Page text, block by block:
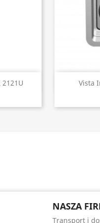
Vista

NASZA
Transport i